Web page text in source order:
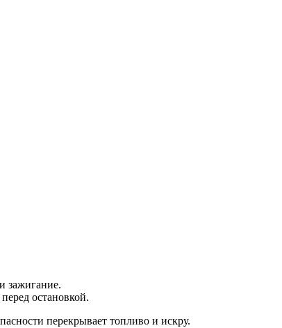
зажигание.
остановкой.
перекрывает топливо и искру.